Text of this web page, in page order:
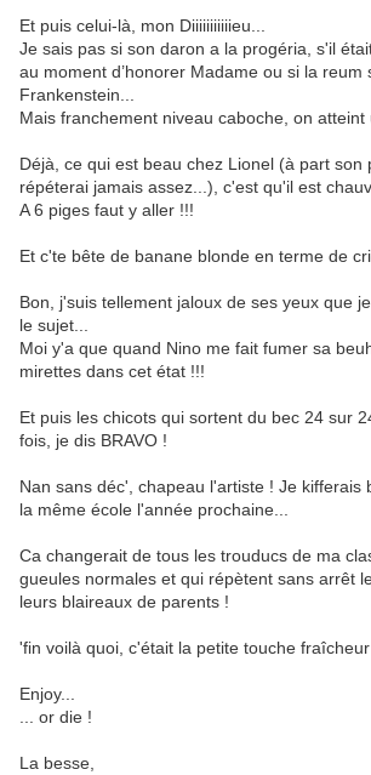
Et puis celui-là, mon Diiiiiiiiiiieu...
Je sais pas si son daron a la progéria, s'il
au moment d’honorer Madame ou si la reum
Frankenstein...
Mais franchement niveau caboche, on atteint
Déjà, ce qui est beau chez Lionel (à part son
répéterai jamais assez...), c'est qu'il est
A 6 piges faut y aller !!!
Et c'te bête de banane blonde en terme de
Bon, j'suis tellement jaloux de ses yeux que
le sujet...
Moi y'a que quand Nino me fait fumer sa
mirettes dans cet état !!!
Et puis les chicots qui sortent du bec 24 sur
fois, je dis BRAVO !
Nan sans déc', chapeau l'artiste ! Je kifferais
la même école l'année prochaine...
Ca changerait de tous les trouducs de ma
gueules normales et qui répètent sans arrêt
leurs blaireaux de parents !
'fin voilà quoi, c'était la petite touche
Enjoy...
... or die !
La besse,